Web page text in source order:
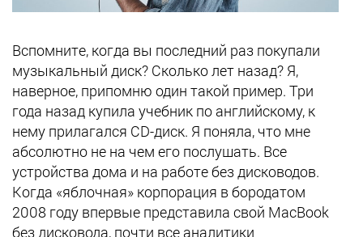
Вспомните, когда вы последний раз покупали
музыкальный диск? Сколько лет назад? Я,
наверное, припомню один такой пример. Три
года назад купила учебник по английскому, к
нему прилагался CD-диск. Я поняла, что мне
абсолютно не на чем его послушать. Все
устройства дома и на работе без дисководов.
Когда «яблочная» корпорация в бородатом
2008 году впервые представила свой MacBook
без дисковода, почти все аналитики